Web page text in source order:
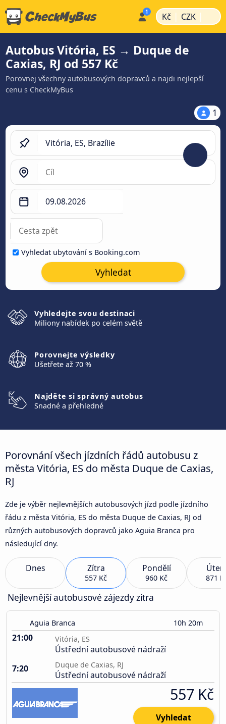
Kč | CZK |
Autobus Vitória, ES → Duque de
Caxias, RJ od 557 Kč
Porovnej všechny autobusových dopravců a najdi nejlepší
cenu s CheckMyBus
1
Vyhledat ubytování s Booking.com
Vyhledat
Vyhledejte svou destinaci
Miliony nabídek po celém světě
Porovnejte výsledky
Ušetřete až 70 %
Najděte si správný autobus
Snadné a přehledné
Porovnání všech jízdních řádů autobusu z
města Vitória, ES do města Duque de Caxias,
RJ
Zde je výběr nejlevnějších autobusových jízd podle jízdního
řádu z města Vitória, ES do města Duque de Caxias, RJ od
různých autobusových dopravců jako Aguia Branca pro
následující dny.
Dnes Zítra
557 Kč
Pondělí
960 Kč 871
Nejlevnější autobusové zájezdy zítra
Aguia Branca 10h 20m
21:00 Vitória, ES
Ústřední autobusové nádraží
7:20
Duque de Caxias, RJ
Ústřední autobusové nádraží
557 Kč
Vyhledat